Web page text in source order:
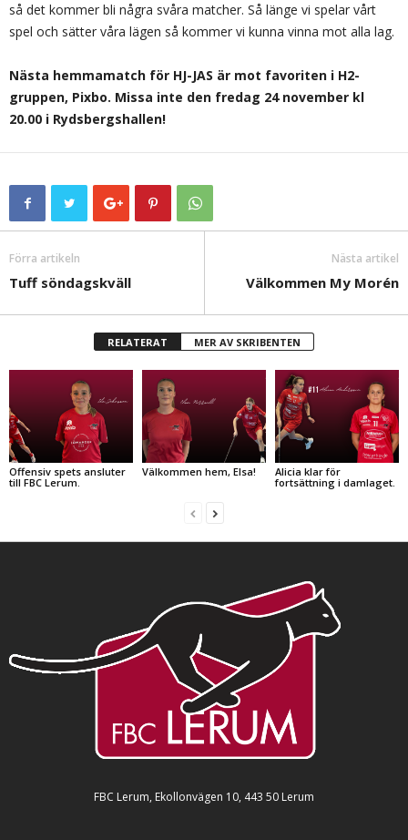
så det kommer bli några svåra matcher. Så länge vi spelar vårt
spel och sätter våra lägen så kommer vi kunna vinna mot alla lag.
Nästa hemmamatch för HJ-JAS är mot favoriten i H2-
gruppen, Pixbo. Missa inte den fredag 24 november kl
20.00 i Rydsbergshallen!
Förra artikeln
Tuff söndagskväll
Nästa artikel
Välkommen My Morén
RELATERAT MER AV SKRIBENTEN
Offensiv spets ansluter
till FBC Lerum.
Välkommen hem, Elsa!
Alicia klar för
fortsättning i damlaget.
FBC Lerum, Ekollonvägen 10, 443 50 Lerum